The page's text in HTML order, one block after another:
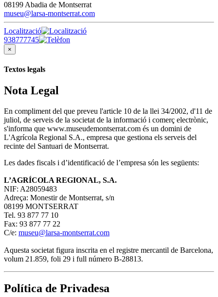
08199 Abadia de Montserrat
museu@larsa-montserrat.com
Localització
938777745
×
Textos legals
Nota Legal
En compliment del que preveu l'article 10 de la llei 34/2002, d'11 de
juliol, de serveis de la societat de la informació i comerç electrònic,
s'informa que www.museudemontserrat.com és un domini de
L'Agrícola Regional S.A., empresa que gestiona els serveis del
recinte del Santuari de Montserrat.
Les dades fiscals i d’identificació de l’empresa són les següents:
L’AGRÍCOLA REGIONAL, S.A.
NIF: A28059483
Adreça: Monestir de Montserrat, s/n
08199 MONTSERRAT
Tel. 93 877 77 10
Fax: 93 877 77 22
C/e: museu@larsa-montserrat.com
Aquesta societat figura inscrita en el registre mercantil de Barcelona,
volum 21.859, foli 29 i full número B-28813.
Política de Privadesa